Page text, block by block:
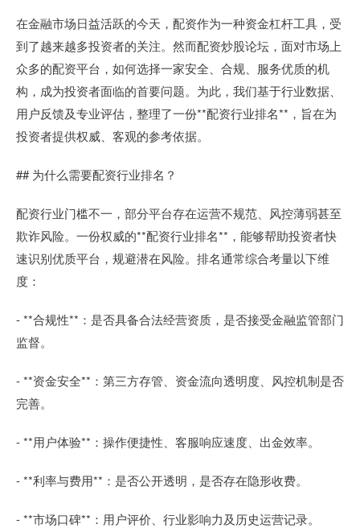
在金融市场日益活跃的今天，配资作为一种资金杠杆工具，受
到了越来越多投资者的关注。然而配资炒股论坛，面对市场上
众多的配资平台，如何选择一家安全、合规、服务优质的机
构，成为投资者面临的首要问题。为此，我们基于行业数据、
用户反馈及专业评估，整理了一份**配资行业排名**，旨在为
投资者提供权威、客观的参考依据。
## 为什么需要配资行业排名？
配资行业门槛不一，部分平台存在运营不规范、风控薄弱甚至
欺诈风险。一份权威的**配资行业排名**，能够帮助投资者快
速识别优质平台，规避潜在风险。排名通常综合考量以下维
度：
- **合规性**：是否具备合法经营资质，是否接受金融监管部门
监督。
- **资金安全**：第三方存管、资金流向透明度、风控机制是否
完善。
- **用户体验**：操作便捷性、客服响应速度、出金效率。
- **利率与费用**：是否公开透明，是否存在隐形收费。
- **市场口碑**：用户评价、行业影响力及历史运营记录。